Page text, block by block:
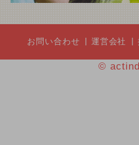
お問い合わせ 運営会社
©